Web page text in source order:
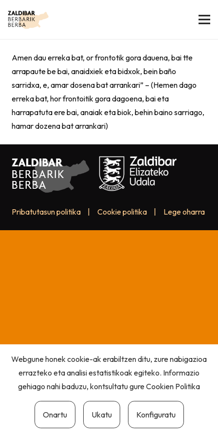
Amen dau erreka bat, or frontotik gora dauena, bai tte
arrapaute be bai, anaidxiek eta bidxok, bein baño
sarridxa, e, amar dosena bat arrankari” – (Hemen dago
erreka bat, hor frontoitik gora dagoena, bai eta
harrapatuta ere bai, anaiak eta biok, behin baino sarriago,
hamar dozena bat arrankari)
Pribatutasun politika Cookie politika Lege oharra
Webgune honek cookie-ak erabiltzen ditu, zure nabigazioa
errazteko eta analisi estatistikoak egiteko. Informazio
gehiago nahi baduzu, kontsultatu gureCookien Politika
Onartu Ukatu Konfiguratu